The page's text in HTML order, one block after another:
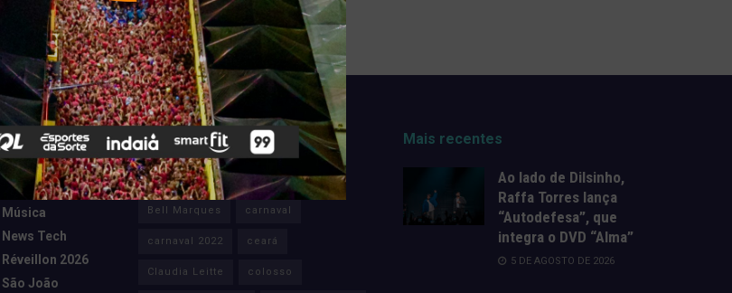
Marketing E
Negócios
Música
News Tech
Réveillon 2026
São João
Tags
Anitta Axé Banda Eva
Bell Marques carnaval
carnaval 2022 ceará
Claudia Leitte colosso
Mais recentes
Ao lado de Dilsinho,
Raffa Torres lança
“Autodefesa”, que
integra o DVD “Alma”
5 DE AGOSTO DE 2026